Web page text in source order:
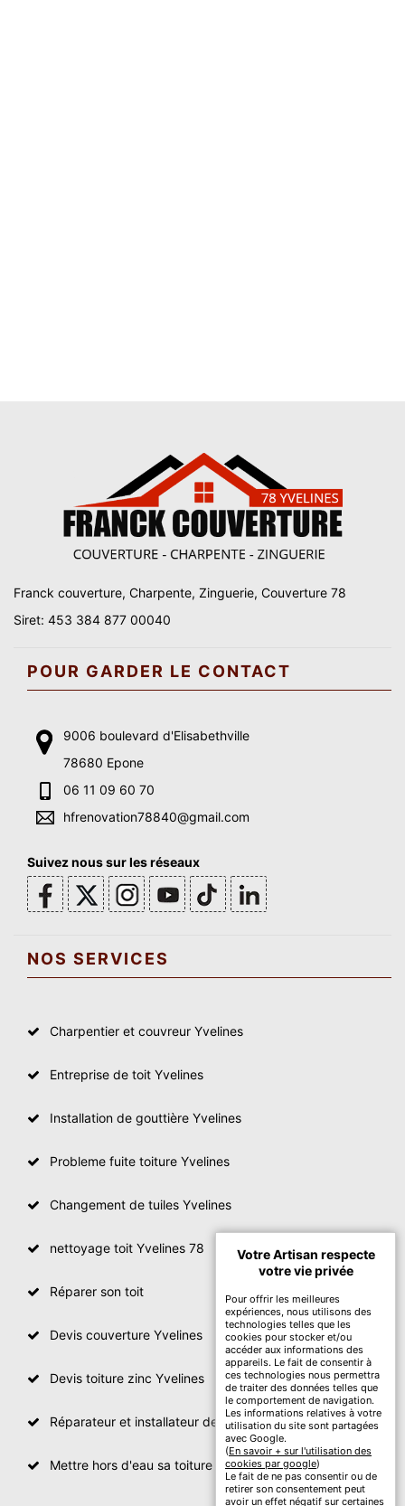
Franck couverture, Charpente, Zinguerie, Couverture 78
Siret: 453 384 877 00040
POUR GARDER LE CONTACT
9006 boulevard d'Elisabethville
78680 Epone
06 11 09 60 70
hfrenovation78840@gmail.com
Suivez nous sur les réseaux
NOS SERVICES
Charpentier et couvreur Yvelines
Entreprise de toit Yvelines
Installation de gouttière Yvelines
Probleme fuite toiture Yvelines
Changement de tuiles Yvelines
nettoyage toit Yvelines 78
Réparer son toit
Devis couverture Yvelines
Devis toiture zinc Yvelines
Réparateur et installateur de fenetre de toit Yvelines
Mettre hors d'eau sa toiture Yvelines
Votre Artisan respecte
votre vie privée
Pour offrir les meilleures
expériences, nous utilisons des
technologies telles que les
cookies pour stocker et/ou
accéder aux informations des
appareils. Le fait de consentir à
ces technologies nous permettra
de traiter des données telles que
le comportement de navigation.
Les informations relatives à votre
utilisation du site sont partagées
avec Google.
(En savoir + sur l'utilisation des
cookies par google)
Le fait de ne pas consentir ou de
retirer son consentement peut
avoir un effet négatif sur certaines